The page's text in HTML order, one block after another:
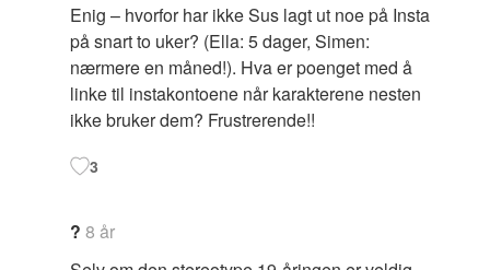
Enig – hvorfor har ikke Sus lagt ut noe på Insta
på snart to uker? (Ella: 5 dager, Simen:
nærmere en måned!). Hva er poenget med å
linke til instakontoene når karakterene nesten
ikke bruker dem? Frustrerende!!
3
? 8 år